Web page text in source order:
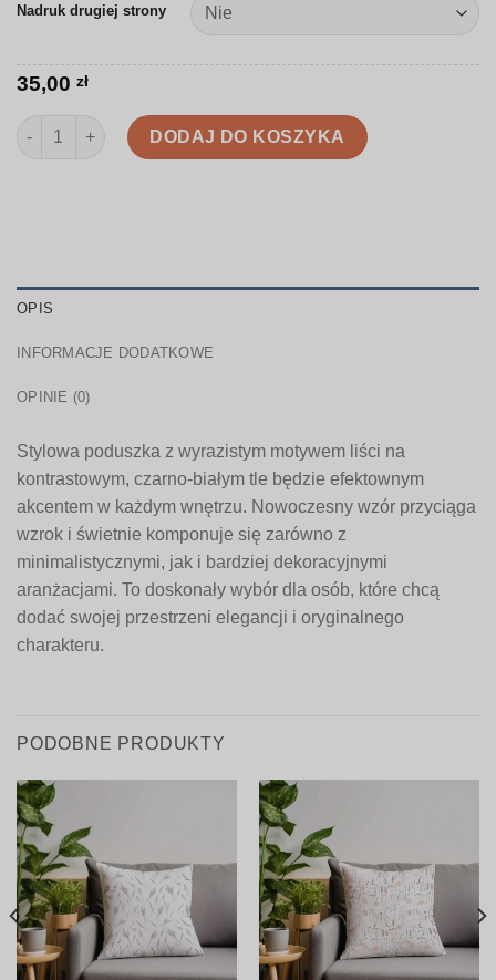
Nadruk drugiej strony
35,00 zł
ilość Poduszka | Liście na czarno-białych pasach | L016
DODAJ DO KOSZYKA
OPIS
INFORMACJE DODATKOWE
OPINIE (0)
Stylowa poduszka z wyrazistym motywem liści na
kontrastowym, czarno-białym tle będzie efektownym
akcentem w każdym wnętrzu. Nowoczesny wzór przyciąga
wzrok i świetnie komponuje się zarówno z
minimalistycznymi, jak i bardziej dekoracyjnymi
aranżacjami. To doskonały wybór dla osób, które chcą
dodać swojej przestrzeni elegancji i oryginalnego
charakteru.
PODOBNE PRODUKTY